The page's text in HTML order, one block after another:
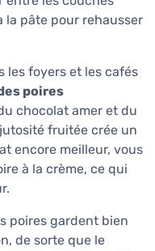
la pâte pour rehausser
les foyers et les cafés
poires
chocolat amer et du
fruitée crée un
encore meilleur, vous
à la crème, ce qui
poires gardent bien
de sorte que le